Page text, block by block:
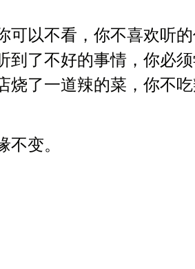
以不看，你不喜欢听的
了不好的事情，你必
烧了一道辣的菜，你不
变。